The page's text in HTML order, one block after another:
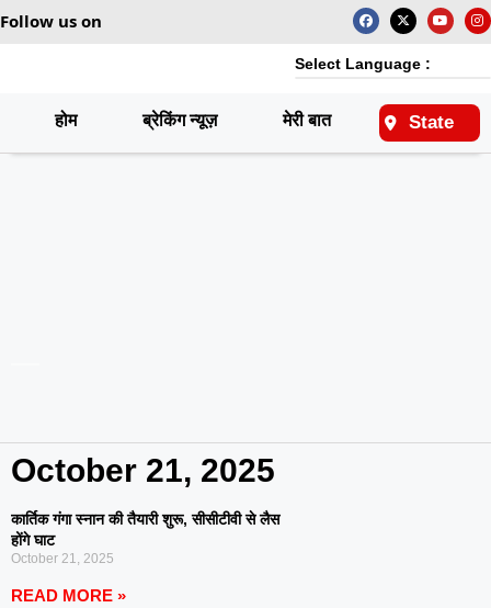
Follow us on
Select Language :
होम ब्रेकिंग न्यूज़ मेरी बात राष्ट्रीय
State
October 21, 2025
कार्तिक गंगा स्नान की तैयारी शुरू, सीसीटीवी से लैस
होंगे घाट
October 21, 2025
READ MORE »